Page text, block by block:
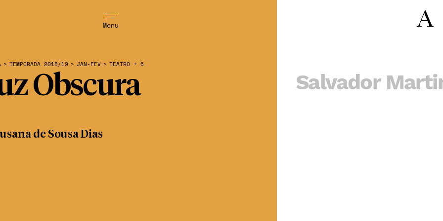
Menu
Obscura Salvador
> TEMPORADA 2018/19 > JAN-FEV > TEATRO + 6
de Sousa Dias